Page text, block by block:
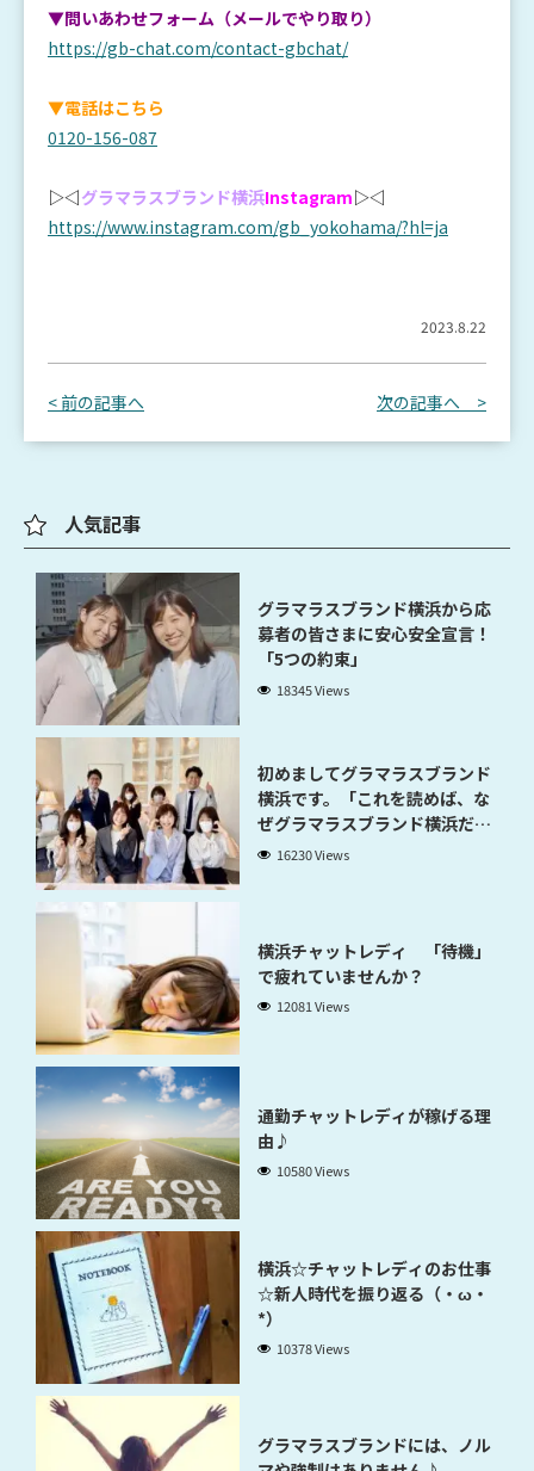
▼問いあわせフォーム（メールでやり取り）
https://gb-chat.com/contact-gbchat/
▼電話はこちら
0120-156-087
▷◁グラマラスブランド横浜Instagram▷◁
https://www.instagram.com/gb_yokohama/?hl=ja
2023.8.22
< 前の記事へ 次の記事へ >
人気記事
グラマラスブランド横浜から応
募者の皆さまに安心安全宣言！
「5つの約束」
18345 Views
初めましてグラマラスブランド
横浜です。「これを読めば、な
ぜグラマラスブランド横浜だと
稼げるのかが分かります」
16230 Views
横浜チャットレディ 「待機」
で疲れていませんか？
12081 Views
通勤チャットレディが稼げる理
由♪
10580 Views
横浜☆チャットレディのお仕事
☆新人時代を振り返る（・ω・
*）
10378 Views
グラマラスブランドには、ノル